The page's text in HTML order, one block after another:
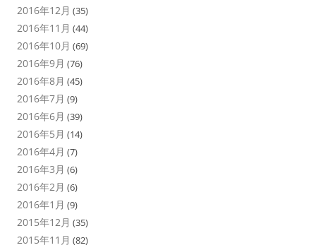
2016年12月 (35)
2016年11月 (44)
2016年10月 (69)
2016年9月 (76)
2016年8月 (45)
2016年7月 (9)
2016年6月 (39)
2016年5月 (14)
2016年4月 (7)
2016年3月 (6)
2016年2月 (6)
2016年1月 (9)
2015年12月 (35)
2015年11月 (82)